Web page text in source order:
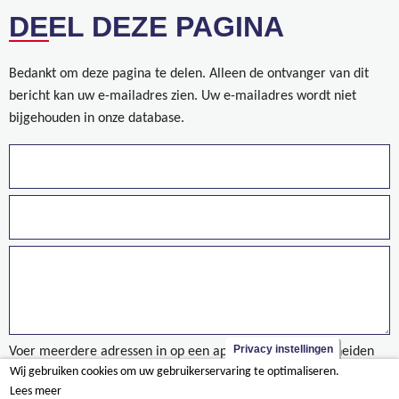
DEEL DEZE PAGINA
Bedankt om deze pagina te delen. Alleen de ontvanger van dit
bericht kan uw e-mailadres zien. Uw e-mailadres wordt niet
bijgehouden in onze database.
Voer meerdere adressen in op een aparte regels of gescheiden
door een komma.
Privacy instellingen
Wij gebruiken cookies om uw gebruikerservaring te optimaliseren.
Lees meer